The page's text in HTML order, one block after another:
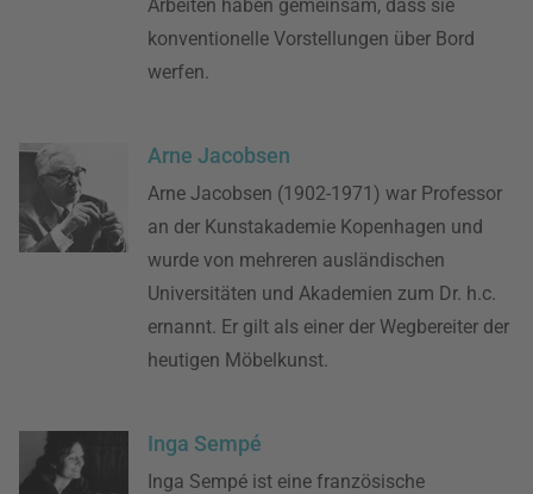
Arbeiten haben gemeinsam, dass sie
konventionelle Vorstellungen über Bord
werfen.
Arne Jacobsen
Arne Jacobsen (1902-1971) war Professor
an der Kunstakademie Kopenhagen und
wurde von mehreren ausländischen
Universitäten und Akademien zum Dr. h.c.
ernannt. Er gilt als einer der Wegbereiter der
heutigen Möbelkunst.
Inga Sempé
Inga Sempé ist eine französische